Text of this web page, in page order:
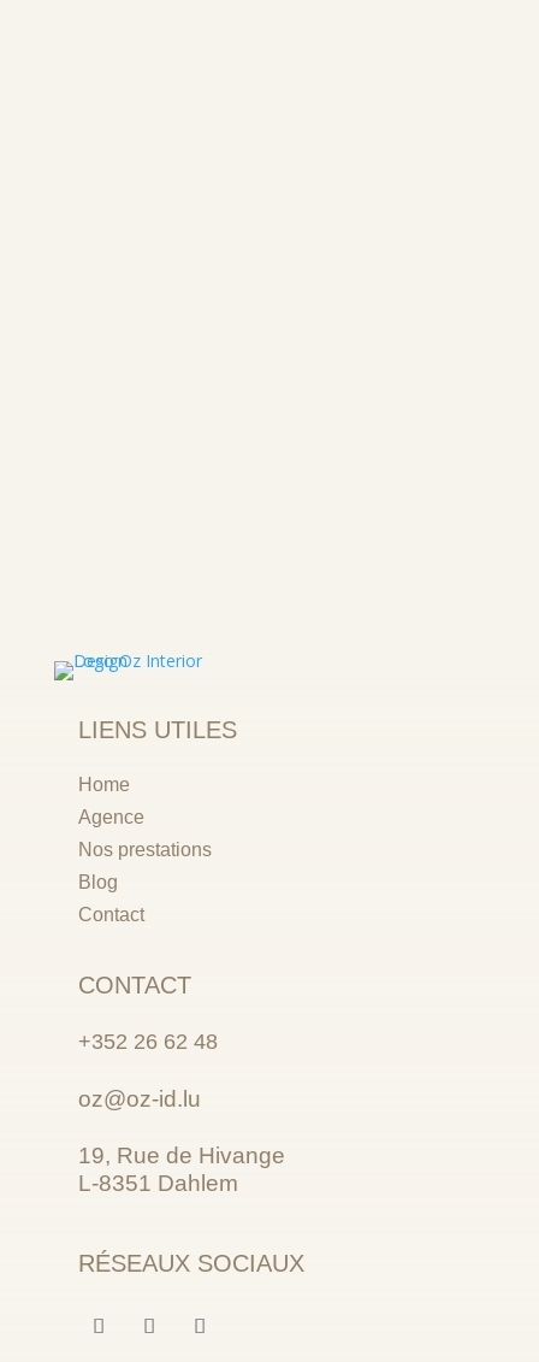
LIENS UTILES
Home
Agence
Nos prestations
Blog
Contact
CONTACT
+352 26 62 48
oz@oz-id.lu
19, Rue de Hivange
L-8351 Dahlem
RÉSEAUX SOCIAUX